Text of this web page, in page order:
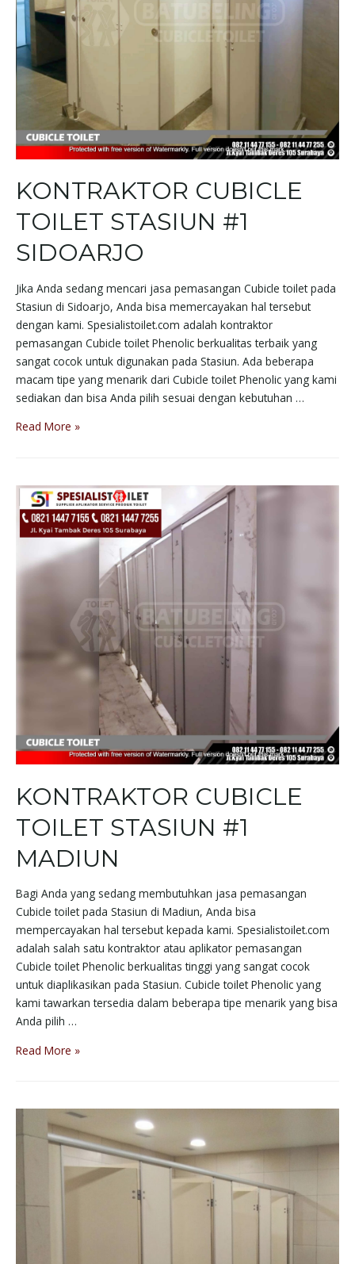
KONTRAKTOR CUBICLE
TOILET STASIUN #1
SIDOARJO
Jika Anda sedang mencari jasa pemasangan Cubicle toilet pada
Stasiun di Sidoarjo, Anda bisa memercayakan hal tersebut
dengan kami. Spesialistoilet.com adalah kontraktor
pemasangan Cubicle toilet Phenolic berkualitas terbaik yang
sangat cocok untuk digunakan pada Stasiun. Ada beberapa
macam tipe yang menarik dari Cubicle toilet Phenolic yang kami
sediakan dan bisa Anda pilih sesuai dengan kebutuhan …
Read More »
KONTRAKTOR CUBICLE
TOILET STASIUN #1
MADIUN
Bagi Anda yang sedang membutuhkan jasa pemasangan
Cubicle toilet pada Stasiun di Madiun, Anda bisa
mempercayakan hal tersebut kepada kami. Spesialistoilet.com
adalah salah satu kontraktor atau aplikator pemasangan
Cubicle toilet Phenolic berkualitas tinggi yang sangat cocok
untuk diaplikasikan pada Stasiun. Cubicle toilet Phenolic yang
kami tawarkan tersedia dalam beberapa tipe menarik yang bisa
Anda pilih …
Read More »